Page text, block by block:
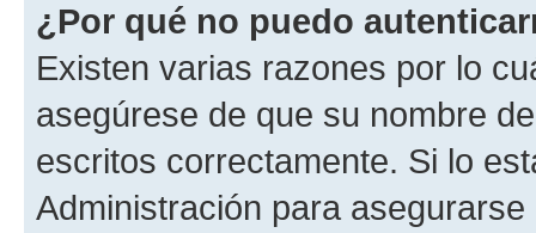
¿Por qué no puedo
Existen varias razones por lo
asegúrese de que su nombre
escritos correctamente. Si lo
Administración para